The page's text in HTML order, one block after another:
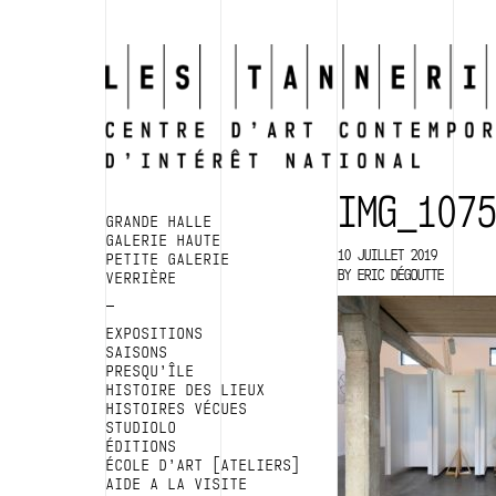
GRANDE HALLE
GALERIE HAUTE
PETITE GALERIE
VERRIÈRE
EXPOSITIONS
SAISONS
PRESQU’ÎLE
HISTOIRE DES LIEUX
HISTOIRES VÉCUES
STUDIOLO
ÉDITIONS
ÉCOLE D’ART [ATELIERS]
AIDE A LA VISITE
IMG_1075
10 JUILLET 2019
BY ERIC DÉGOUTTE